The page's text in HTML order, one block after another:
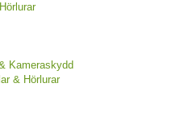
Kameraskydd
& Hörlurar